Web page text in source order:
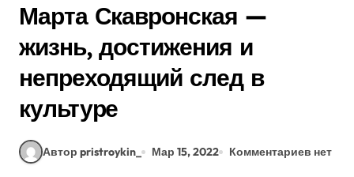
Марта Скавронская —
жизнь, достижения и
непреходящий след в
культуре
Автор pristroykin_ Мар 15, 2022 Комментариев нет